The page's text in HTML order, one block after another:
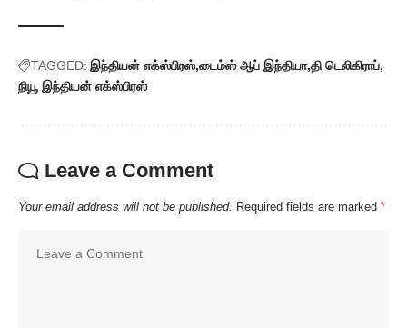
TAGGED: இந்தியன் எக்ஸ்பிரஸ் டைம்ஸ் ஆப் இந்தியா தி டெலிகிராப்
நியூ இந்தியன் எக்ஸ்பிரஸ்
Leave a Comment
Your email address will not be published. Required fields are marked *